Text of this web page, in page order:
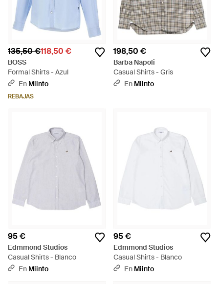
135,50 €118,50 €
BOSS
Formal Shirts - Azul
En Miinto
REBAJAS
198,50 €
Barba Napoli
Casual Shirts - Gris
En Miinto
95 €
Edmmond Studios
Casual Shirts - Blanco
En Miinto
95 €
Edmmond Studios
Casual Shirts - Blanco
En Miinto